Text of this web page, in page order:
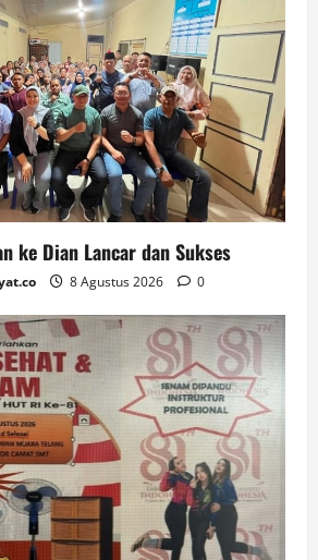
ke Dian Lancar dan Sukses
8 Agustus 2026 0